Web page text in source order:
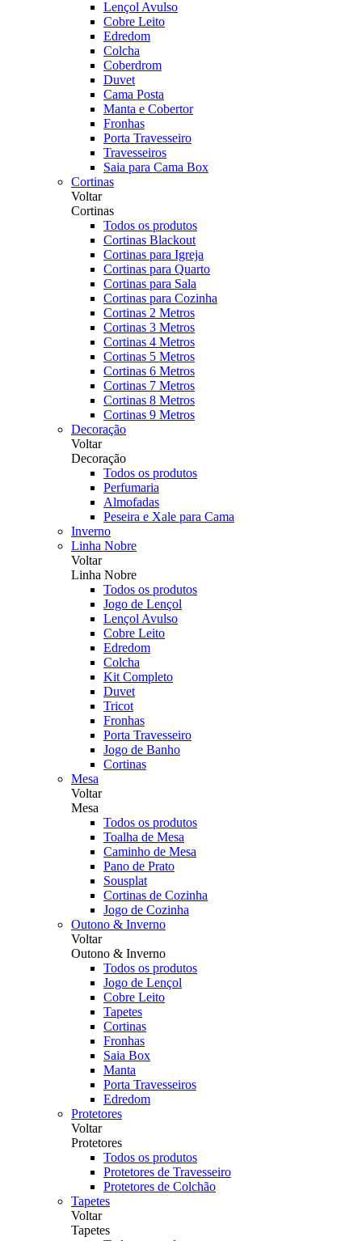
Lençol Avulso
Cobre Leito
Edredom
Colcha
Coberdrom
Duvet
Cama Posta
Manta e Cobertor
Fronhas
Porta Travesseiro
Travesseiros
Saia para Cama Box
Cortinas
Voltar
Cortinas
Todos os produtos
Cortinas Blackout
Cortinas para Igreja
Cortinas para Quarto
Cortinas para Sala
Cortinas para Cozinha
Cortinas 2 Metros
Cortinas 3 Metros
Cortinas 4 Metros
Cortinas 5 Metros
Cortinas 6 Metros
Cortinas 7 Metros
Cortinas 8 Metros
Cortinas 9 Metros
Decoração
Voltar
Decoração
Todos os produtos
Perfumaria
Almofadas
Peseira e Xale para Cama
Inverno
Linha Nobre
Voltar
Linha Nobre
Todos os produtos
Jogo de Lençol
Lençol Avulso
Cobre Leito
Edredom
Colcha
Kit Completo
Duvet
Tricot
Fronhas
Porta Travesseiro
Jogo de Banho
Cortinas
Mesa
Voltar
Mesa
Todos os produtos
Toalha de Mesa
Caminho de Mesa
Pano de Prato
Sousplat
Cortinas de Cozinha
Jogo de Cozinha
Outono & Inverno
Voltar
Outono & Inverno
Todos os produtos
Jogo de Lençol
Cobre Leito
Tapetes
Cortinas
Fronhas
Saia Box
Manta
Porta Travesseiros
Edredom
Protetores
Voltar
Protetores
Todos os produtos
Protetores de Travesseiro
Protetores de Colchão
Tapetes
Voltar
Tapetes